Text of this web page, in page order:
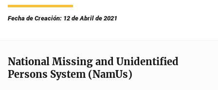
Fecha de Creación: 12 de Abril de 2021
National Missing and Unidentified
Persons System (NamUs)